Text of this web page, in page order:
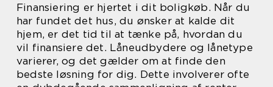
Finansiering er hjertet i dit boligkøb. Når du
har fundet det hus, du ønsker at kalde dit
hjem, er det tid til at tænke på, hvordan du
vil finansiere det. Låneudbydere og lånetype
varierer, og det gælder om at finde den
bedste løsning for dig. Dette involverer ofte